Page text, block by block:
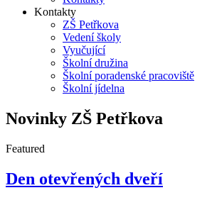
Kontakty
ZŠ Petřkova
Vedení školy
Vyučující
Školní družina
Školní poradenské pracoviště
Školní jídelna
Novinky ZŠ Petřkova
Featured
Den otevřených dveří